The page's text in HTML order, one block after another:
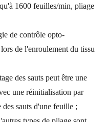
1600 feuilles/min, pliage
de contrôle opto-
de l'enroulement du tissu
des sauts peut être une
une réinitialisation par
sauts d'une feuille ;